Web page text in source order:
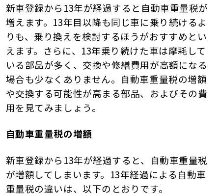
新車登録から13年が経過すると自動車重量税が
増えます。13年目以降も同じ車に乗り続けるよ
りも、乗り換えを検討するほうがおすすめとい
えます。さらに、13年乗り続けた車は摩耗して
いる部品が多く、交換や修繕費用が高額になる
場合も少なくありません。自動車重量税の増額
や交換する可能性が高まる部品、およびその費
用を見てみましょう。
自動車重量税の増額
新車登録から13年が経過すると、自動車重量税
が増額してしまいます。13年経過による自動車
重量税の違いは、以下のとおりです。